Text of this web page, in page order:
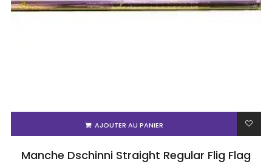
AJOUTER AU PANIER
Manche Dschinni Straight Regular Flig Flag